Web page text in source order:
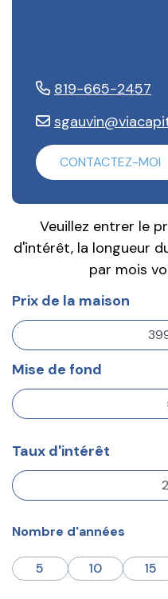
819-665-2457
CONTACTEZ-MOI
Veuillez entrer le
d'intérêt, la longueur
par mois
Prix de la maison
Mise de fond
Taux d'intérêt
Nombre d'années
5 10 15